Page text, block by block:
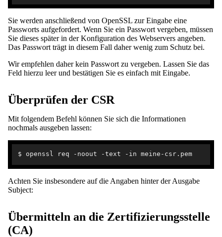
Sie werden anschließend von OpenSSL zur Eingabe eine
Passworts aufgefordert. Wenn Sie ein Passwort vergeben, müssen
Sie dieses später in der Konfiguration des Webservers angeben.
Das Passwort trägt in diesem Fall daher wenig zum Schutz bei.
Wir empfehlen daher kein Passwort zu vergeben. Lassen Sie das
Feld hierzu leer und bestätigen Sie es einfach mit Eingabe.
Überprüfen der CSR
Mit folgendem Befehl können Sie sich die Informationen
nochmals ausgeben lassen:
Achten Sie insbesondere auf die Angaben hinter der Ausgabe
Subject:
Übermitteln an die Zertifizierungsstelle
(CA)